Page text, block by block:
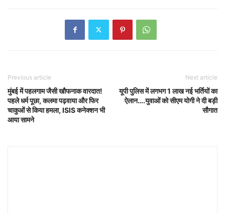
Previous article
मुंबई में पहलगाम जैसी खौफनाक वारदात!
पहले धर्म पूछा, कलमा पढ़वाया और फिर
चाकुओं से किया हमला, ISIS कनेक्शन भी
आया सामने
Next article
यूपी पुलिस में लगभग 1 लाख नई भर्तियों का
ऐलान….युवाओं को सीएम योगी ने दी बड़ी
सौगात